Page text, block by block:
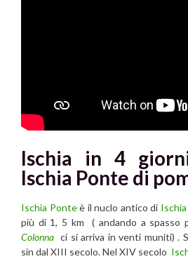
Ischia in 4
Ischia Ponte di
Ischia Ponteè il nuclo antico di
più di 1, 5 km ( andando a spasso
Colonna ci si arriva in venti muniti) .
sin dal XIII secolo. Nel XIV secolo